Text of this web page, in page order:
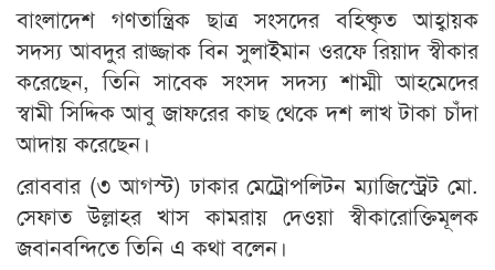
বাংলাদেশ গণতান্ত্রিক ছাত্র সংসদের বহিষ্কৃত আহ্বায়ক
সদস্য আবদুর রাজ্জাক বিন সুলাইমান ওরফে রিয়াদ স্বীকার
করেছেন, তিনি সাবেক সংসদ সদস্য শাম্মী আহমেদের
স্বামী সিদ্দিক আবু জাফরের কাছ থেকে দশ লাখ টাকা চাঁদা
আদায় করেছেন।
রোববার (৩ আগস্ট) ঢাকার মেট্রোপলিটন ম্যাজিস্ট্রেট মো.
সেফাত উল্লাহর খাস কামরায় দেওয়া স্বীকারোক্তিমূলক
জবানবন্দিতে তিনি এ কথা বলেন।